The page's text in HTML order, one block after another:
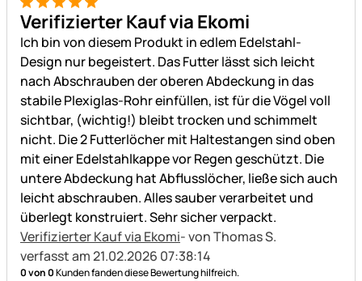
5 von 5
Verifizierter Kauf via Ekomi
Ich bin von diesem Produkt in edlem Edelstahl-
Design nur begeistert. Das Futter lässt sich leicht
nach Abschrauben der oberen Abdeckung in das
stabile Plexiglas-Rohr einfüllen, ist für die Vögel voll
sichtbar, (wichtig!) bleibt trocken und schimmelt
nicht. Die 2 Futterlöcher mit Haltestangen sind oben
mit einer Edelstahlkappe vor Regen geschützt. Die
untere Abdeckung hat Abflusslöcher, ließe sich auch
leicht abschrauben. Alles sauber verarbeitet und
überlegt konstruiert. Sehr sicher verpackt.
Verifizierter Kauf via Ekomi- von Thomas S.
verfasst am 21.02.2026 07:38:14
0 von 0Kunden fanden diese Bewertung hilfreich.